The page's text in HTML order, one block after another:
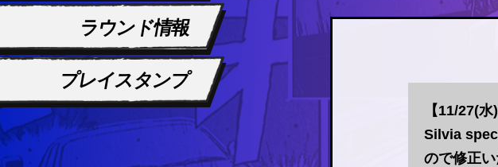
ラウンド情報
プレイスタンプ
【11/27(
Silvia
ので修正い